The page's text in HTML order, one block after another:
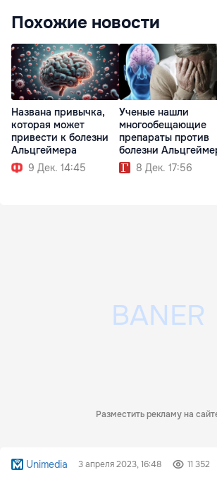
Похожие новости
Названа привычка,
которая может
привести к болезни
Альцгеймера
9 Дек. 14:45
Ученые нашли
многообещающие
препараты против
болезни
8 Дек. 17:56
Разместить рекламу на
Unimedia 3 апреля 2023, 16:48 11 352